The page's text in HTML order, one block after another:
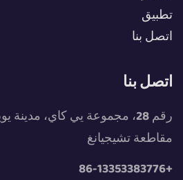
تطبيق
اتصل بنا
اتصل بنا
رقم 28، مجموعة يي كاي، مدينة
مقاطعة تشيجيانغ
+86-13353383776